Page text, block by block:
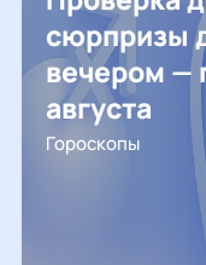
сюрпризы
вечером —
августа
Гороскопы